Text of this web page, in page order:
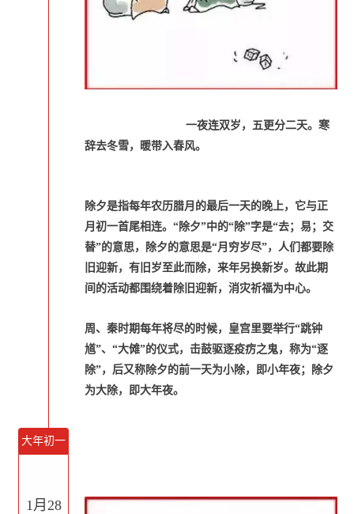
一夜连双岁，五更分二天。寒
辞去冬雪，暖带入春风。
除夕是指每年农历腊月的最后一天的晚上，它与正
月初一首尾相连。“除夕”中的“除”字是“去；易；交
替”的意思，除夕的意思是“月穷岁尽”，人们都要除
旧迎新，有旧岁至此而除，来年另换新岁。故此期
间的活动都围绕着除旧迎新，消灾祈福为中心。
周、秦时期每年将尽的时候，皇宫里要举行“跳钟
馗”、“大傩”的仪式，击鼓驱逐疫疠之鬼，称为“逐
除”，后又称除夕的前一天为小除，即小年夜；除夕
为大除，即大年夜。
大年初一
1月28